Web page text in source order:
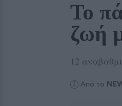
Το
ζωή
12
Από το